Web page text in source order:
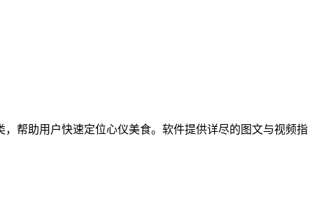
帮助用户快速定位心仪美食。软件提供详尽的图文与视频指